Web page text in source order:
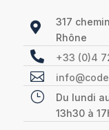

317
Rhône
 +33 (0)4

}
Du lundi
13h30 à